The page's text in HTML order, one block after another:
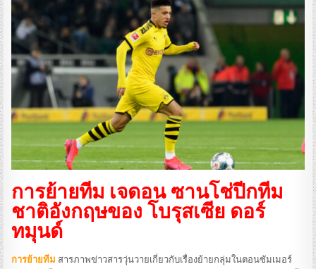
การย้ายทีม เจดอน ซานโช่ปีกทีม
ชาติอังกฤษของ โบรุสเซีย ดอร์
ทมุนด์
การย้ายทีม สารภาพข่าวสารวุ่นวายเกี่ยวกับเรื่องย้ายกลุ่มในตอนซัมเมอร์